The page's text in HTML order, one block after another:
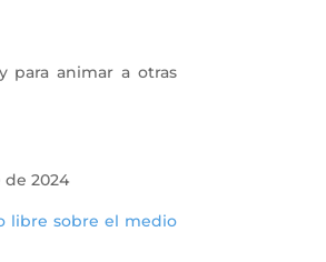
para animar a otras
2024
libre sobre el medio